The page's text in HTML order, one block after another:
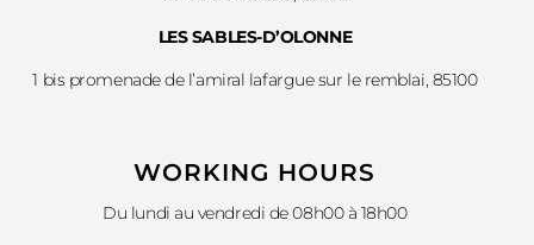
LES SABLES-D’OLONNE
1 bis promenade de l’amiral lafargue sur le remblai, 85100
WORKING HOURS
Du lundi au vendredi de 08h00 à 18h00